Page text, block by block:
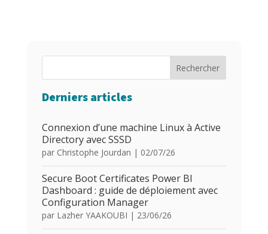
Rechercher
Derniers articles
Connexion d’une machine Linux à Active
Directory avec SSSD
par Christophe Jourdan | 02/07/26
Secure Boot Certificates Power BI
Dashboard : guide de déploiement avec
Configuration Manager
par Lazher YAAKOUBI | 23/06/26